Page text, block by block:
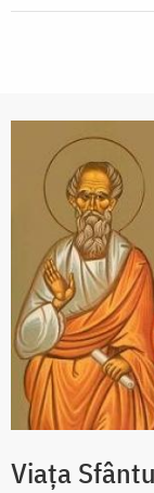
Viața